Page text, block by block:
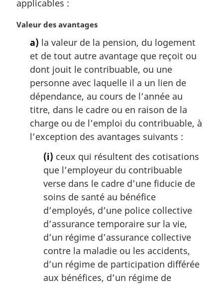
i
a
applicables :
N
Valeur des avantages
a) la valeur de la pension, du logement
et de tout autre avantage que reçoit ou
dont jouit le contribuable, ou une
personne avec laquelle il a un lien de
dépendance, au cours de l’année au
titre, dans le cadre ou en raison de la
charge ou de l’emploi du contribuable, à
l’exception des avantages suivants :
(i) ceux qui résultent des cotisations
que l’employeur du contribuable
verse dans le cadre d’une fiducie de
soins de santé au bénéfice
d’employés, d’une police collective
d’assurance temporaire sur la vie,
d’un régime d’assurance collective
contre la maladie ou les accidents,
d’un régime de participation différée
aux bénéfices, d’un régime de